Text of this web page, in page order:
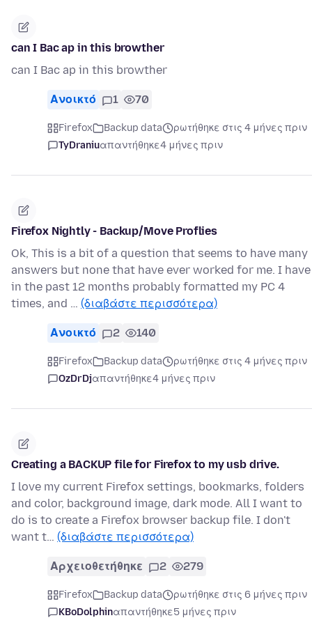
can I Bac ap in this browther
can I Bac ap in this browther
Ανοικτό 1 70
Firefox Backup data
ρωτήθηκε στις 4 μήνες πριν
TyDraniuαπαντήθηκε4 μήνες πριν
Firefox Nightly - Backup/Move Proflies
Ok, This is a bit of a question that seems to have many
answers but none that have ever worked for me. I have
in the past 12 months probably formatted my PC 4
times, and … (διαβάστε περισσότερα)
Ανοικτό 2 140
Firefox Backup data
ρωτήθηκε στις 4 μήνες πριν
OzDrDjαπαντήθηκε4 μήνες πριν
Creating a BACKUP file for Firefox to my usb drive.
I love my current Firefox settings, bookmarks, folders
and color, background image, dark mode. All I want to
do is to create a Firefox browser backup file. I don't
want t… (διαβάστε περισσότερα)
Αρχειοθετήθηκε 2 279
Firefox Backup data
ρωτήθηκε στις 6 μήνες πριν
KBoDolphinαπαντήθηκε5 μήνες πριν